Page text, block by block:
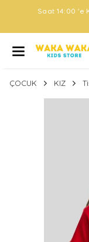
Saat 14:00 'e
ÇOCUK KIZ